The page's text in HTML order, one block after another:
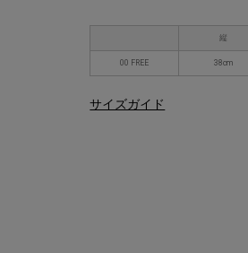
縦
00 FREE 38cm
サイズガイド